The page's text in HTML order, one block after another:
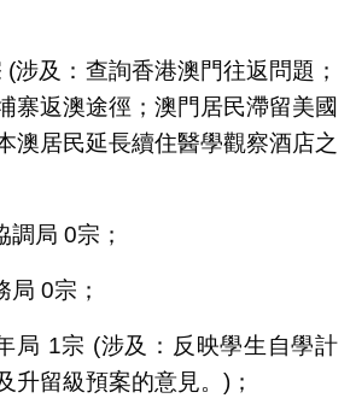
涉及：查詢香港澳門往返問題；
寨返澳途徑；澳門居民滯留美國
澳居民延長續住醫學觀察酒店之
調局 0宗；
局 0宗；
局 1宗 (涉及：反映學生自學計
升留級預案的意見。)；